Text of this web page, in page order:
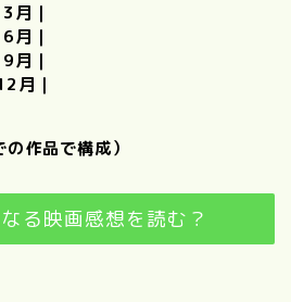
3月 ｜
6月 ｜
9月 ｜
月 ｜
作品で構成）
る映画感想を読む？